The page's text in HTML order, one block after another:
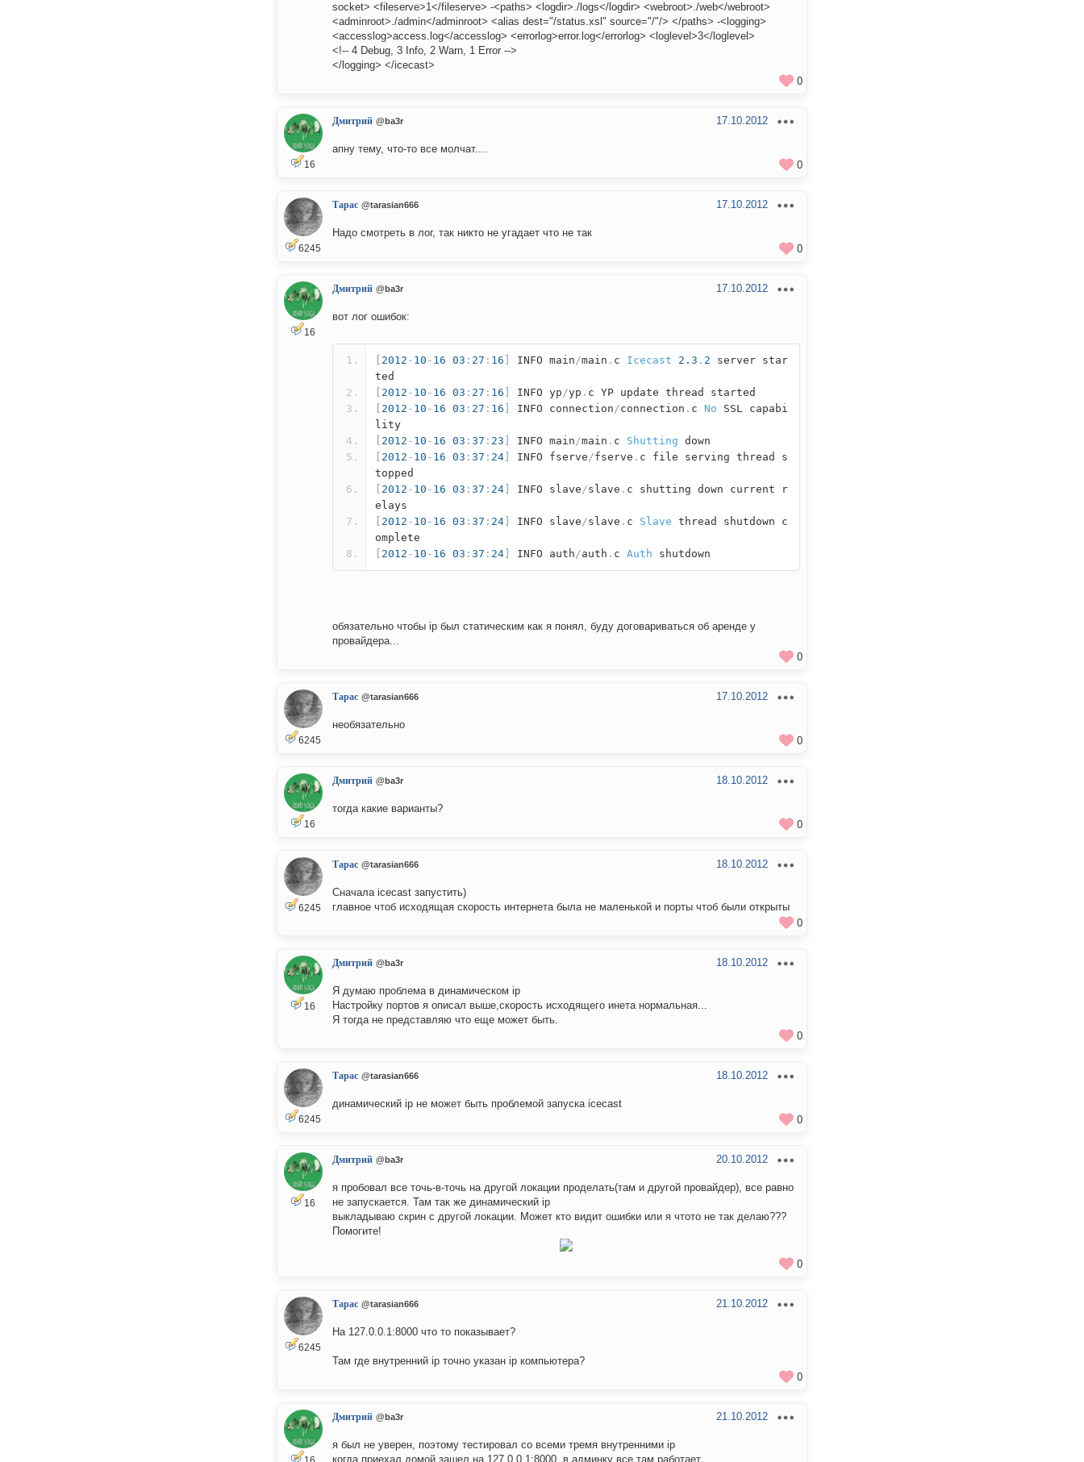
socket> <fileserve>1</fileserve> -<paths> <logdir>./logs</logdir> <webroot>./web</webroot>
<adminroot>./admin</adminroot> <alias dest="/status.xsl" source="/"/> </paths> -<logging>
<accesslog>access.log</accesslog> <errorlog>error.log</errorlog> <loglevel>3</loglevel>
<!-- 4 Debug, 3 Info, 2 Warn, 1 Error -->
</logging> </icecast>
0
16
Дмитрий @ba3r 17.10.2012
апну тему, что-то все молчат....
0
6245
Тарас @tarasian666 17.10.2012
Надо смотреть в лог, так никто не угадает что не так
0
16
Дмитрий @ba3r 17.10.2012
вот лог ошибок:
2012 - 10 - 16 03 : 27 : 16 INFO main/main . c Icecast 2.3 . 2 server star
ted
2012 - 10 - 16 03 : 27 : 16 INFO yp/yp . c YP update thread started
2012 - 10 - 16 03 : 27 : 16 INFO connection/connection . c No SSL capabi
lity
2012 - 10 - 16 03 : 37 : 23 INFO main/main . c Shutting down
2012 - 10 - 16 03 : 37 : 24 INFO fserve/fserve . c file serving thread s
topped
2012 - 10 - 16 03 : 37 : 24 INFO slave/slave . c shutting down current r
elays
2012 - 10 - 16 03 : 37 : 24 INFO slave/slave . c Slave thread shutdown c
omplete
2012 - 10 - 16 03 : 37 : 24 INFO auth/auth . c Auth shutdown
обязательно чтобы ip был статическим как я понял, буду договариваться об аренде у
провайдера...
0
6245
Тарас @tarasian666 17.10.2012
необязательно
0
16
Дмитрий @ba3r 18.10.2012
тогда какие варианты?
0
6245
Тарас @tarasian666 18.10.2012
Сначала icecast запустить)
главное чтоб исходящая скорость интернета была не маленькой и порты чтоб были открыты
0
16
Дмитрий @ba3r 18.10.2012
Я думаю проблема в динамическом ip
Настройку портов я описал выше,скорость исходящего инета нормальная...
Я тогда не представляю что еще может быть.
0
6245
Тарас @tarasian666 18.10.2012
динамический ip не может быть проблемой запуска icecast
0
16
Дмитрий @ba3r 20.10.2012
я пробовал все точь-в-точь на другой локации проделать(там и другой провайдер), все равно
не запускается. Там так же динамический ip
выкладываю скрин с другой локации. Может кто видит ошибки или я чтото не так делаю???
Помогите!
0
6245
Тарас @tarasian666 21.10.2012
На 127.0.0.1:8000 что то показывает?
Там где внутренний ip точно указан ip компьютера?
0
Дмитрий @ba3r 21.10.2012
я был не уверен, поэтому тестировал со всеми тремя внутренними ip
когда приехал домой зашел на 127.0.0.1:8000, в админку все там работает